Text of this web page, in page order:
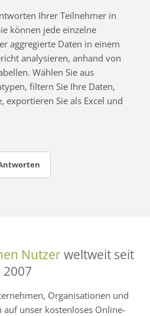
Ihrer Teilnehmer in
können jede einzelne
aggregierte Daten in einem
analysieren, anhand von
Wählen Sie aus
filtern Sie Ihre Daten,
exportieren Sie als Excel und
Nutzerweltweit seit
2007
Organisationen und
unser kostenloses Online-